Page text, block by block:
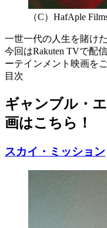
（C）HafAple
一世一代の人生を賭け
今回はRakuten TVで配
ーテインメント映画を
目次
ギャンブル・
画はこちら！
スカイ・ミッション